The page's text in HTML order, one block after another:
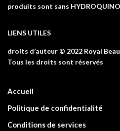
produits sont sans
LIENS UTILES
droits d’auteur © 2022 Royal
Tous les droits sont réservés
Accueil
Politique de confidentialité
Conditions de services